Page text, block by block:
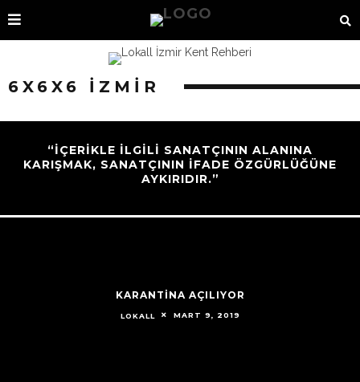
6X6X6 İZMIR
“İÇERIKLE ILGILI SANATÇININ ALANINA
KARIŞMAK, SANATÇININ IFADE ÖZGÜRLÜĞÜNE
AYKIRIDIR.”
KARANTİNA AÇILIYOR
LOKALL MART 9, 2019